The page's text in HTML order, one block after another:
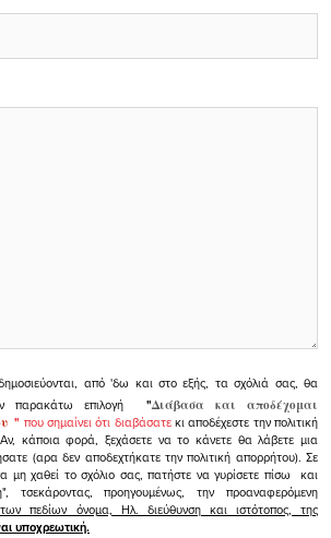
από 'δω και στο εξής, τα σχόλιά σας, θα
παρακάτω επιλογή
"Διάβασα και αποδέχομαι
" που σημαίνει ότι διαβάσατεκι αποδέχεστε την πολιτική
Αν, κάποια φορά, ξεχάσετε να το κάνετε θα λάβετε μια
(αρα δεν αποδεχτήκατε την πολιτική απορρήτου). Σε
μη χαθεί το σχόλιο σας, πατήστε να γυρίσετε πίσω και
τσεκάροντας, προηγουμένως, την προαναφερόμενη
πεδίων όνομα, Ηλ. διεύθυνση και ιστότοπος, της
υποχρεωτική.